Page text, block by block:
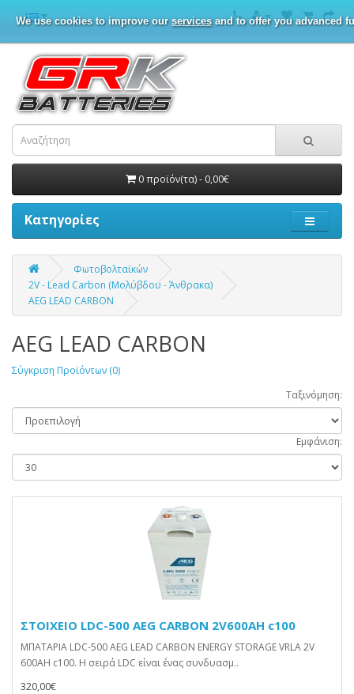
We use cookies to improve our servicesand to offer you advanced
0 προϊόν(τα) - 0,00€
Κατηγορίες
Φωτοβολταϊκών
2V - Lead Carbon (Μολύβδου - Άνθρακα)
AEG LEAD CARBON
AEG LEAD CARBON
Σύγκριση Προϊόντων (0)
Ταξινόμηση:
Εμφάνιση:
ΣΤΟΙΧΕΙΟ LDC-500 AEG CARBON 2V600AH c100
ΜΠΑΤΑΡΙΑ LDC-500 AEG LEAD CARBON ENERGY STORAGE VRLA 2V
600AH c100. Η σειρά LDC είναι ένας συνδυασμ..
320,00€